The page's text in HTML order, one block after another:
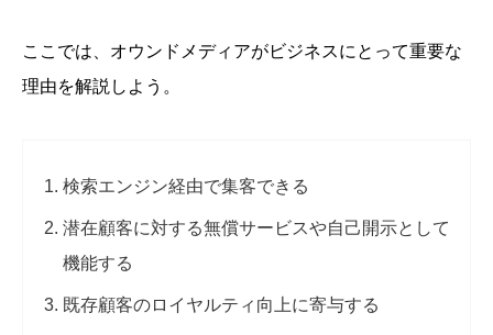
ここでは、オウンドメディアがビジネスにとって重要な
理由を解説しよう。
検索エンジン経由で集客できる
潜在顧客に対する無償サービスや自己開示として
機能する
既存顧客のロイヤルティ向上に寄与する